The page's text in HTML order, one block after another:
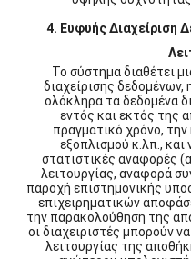
4. Ευφυής Διαχείριση
Το σύστημα διαθέτει
διαχείρισης δεδομένων,
ολόκληρα τα δεδομένα
εντός και εκτός της
πραγματικό χρόνο,
εξοπλισμού κ.λπ., και
στατιστικές αναφορές
λειτουργίας, αναφορά
παροχή επιστημονικής
επιχειρηματικών
την παρακολούθηση της
οι διαχειριστές μπορούν
λειτουργίας της